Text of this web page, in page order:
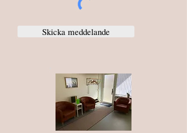
Skicka meddelande